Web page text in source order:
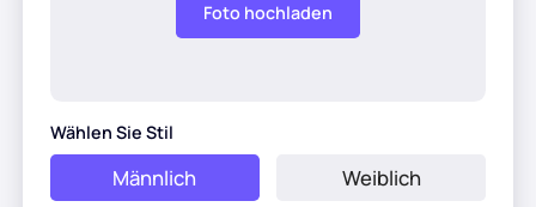
E-Commerce-Tools
Foto hochladen
Wählen Sie Stil
Männlich Weiblich